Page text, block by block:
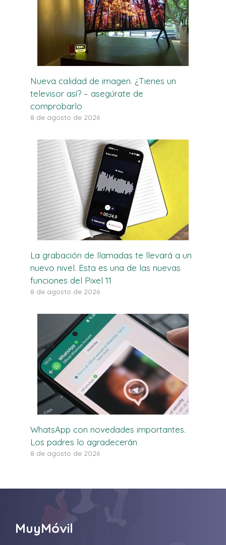
Nueva calidad de imagen. ¿Tienes un
televisor así? – asegúrate de
comprobarlo
8 de agosto de 2026
La grabación de llamadas te llevará a un
nuevo nivel. Esta es una de las nuevas
funciones del Pixel 11
8 de agosto de 2026
WhatsApp con novedades importantes.
Los padres lo agradecerán
8 de agosto de 2026
MuyMóvil